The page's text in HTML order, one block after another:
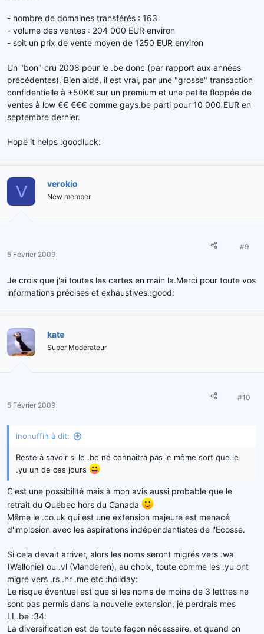
- nombre de domaines transférés : 163
- volume des ventes : 204 000 EUR environ
- soit un prix de vente moyen de 1250 EUR environ
Un "bon" cru 2008 pour le .be donc (par rapport aux années
précédentes). Bien aidé, il est vrai, par une "grosse" transaction
confidentielle à +50K€ sur un premium et une petite floppée de
ventes à low €€ €€€ comme gays.be parti pour 10 000 EUR en
septembre dernier.
Hope it helps :goodluck:
V verokio
New member
5 Février 2009
#9
Je crois que j'ai toutes les cartes en main la.Merci pour toute vos
informations précises et exhaustives.:good:
kate
Super Modérateur
5 Février 2009
#10
inonuffin à dit:
Reste à savoir si le .be ne connaîtra pas le même sort que le
.yu un de ces jours
C'est une possibilité mais à mon avis aussi probable que le
retrait du Quebec hors du Canada
Même le .co.uk qui est une extension majeure est menacé
d'implosion avec les aspirations indépendantistes de l'Ecosse.
Si cela devait arriver, alors les noms seront migrés vers .wa
(Wallonie) ou .vl (Vlanderen), au choix, toute comme les .yu ont
migré vers .rs .hr .me etc :holiday:
Le risque éventuel est que si les noms de moins de 3 lettres ne
sont pas permis dans la nouvelle extension, je perdrais mes
LL.be :34:
La diversification est de toute façon nécessaire, et quand on